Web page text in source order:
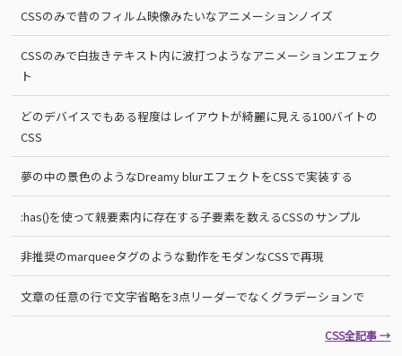
CSSのみで昔のフィルム映像みたいなアニメーションノイズ
CSSのみで白抜きテキスト内に波打つようなアニメーションエフェク
ト
どのデバイスでもある程度はレイアウトが綺麗に見える100バイトの
CSS
夢の中の景色のようなDreamy blurエフェクトをCSSで実装する
:has()を使って親要素内に存在する子要素を数えるCSSのサンプル
非推奨のmarqueeタグのような動作をモダンなCSSで再現
文章の任意の行で文字省略を3点リーダーでなくグラデーションで
CSS全記事 →